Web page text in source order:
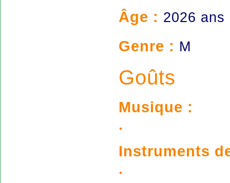
Âge : 2026 ans
Genre : M
Goûts
Musique :
.
Instruments
.